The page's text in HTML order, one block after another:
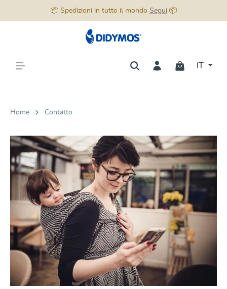
📦 Spedizioni in tutto il mondo Segui📦
Home Contatto